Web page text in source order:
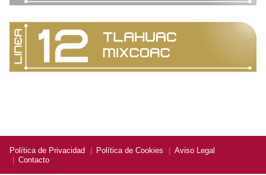
Política de Privacidad Política de Cookies
Aviso Legal
Contacto